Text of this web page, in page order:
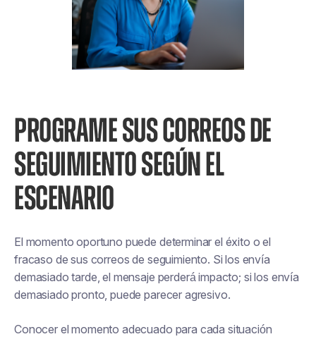
PROGRAME SUS CORREOS DE
SEGUIMIENTO SEGÚN EL
ESCENARIO
El momento oportuno puede determinar el éxito o el
fracaso de sus correos de seguimiento. Si los envía
demasiado tarde, el mensaje perderá impacto; si los envía
demasiado pronto, puede parecer agresivo.
Conocer el momento adecuado para cada situación